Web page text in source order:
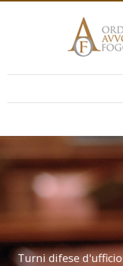
Turni difese d'ufficio